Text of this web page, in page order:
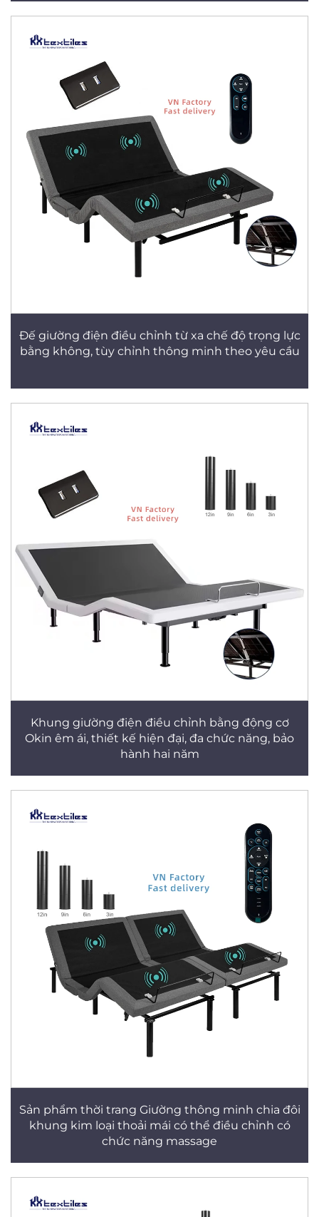
Đế giường điện điều chỉnh từ xa chế độ trọng lực
bằng không, tùy chỉnh thông minh theo yêu cầu
Khung giường điện điều chỉnh bằng động cơ
Okin êm ái, thiết kế hiện đại, đa chức năng, bảo
hành hai năm
Sản phẩm thời trang Giường thông minh chia đôi
khung kim loại thoải mái có thể điều chỉnh có
chức năng massage